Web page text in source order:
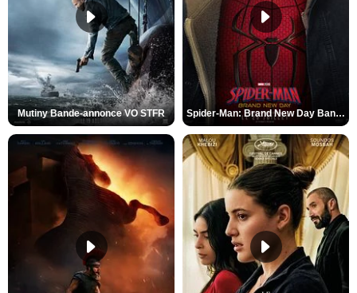
Mutiny Bande-annonce VO STFR Spider-Man: Brand New Day Bande-annonce VO STFR